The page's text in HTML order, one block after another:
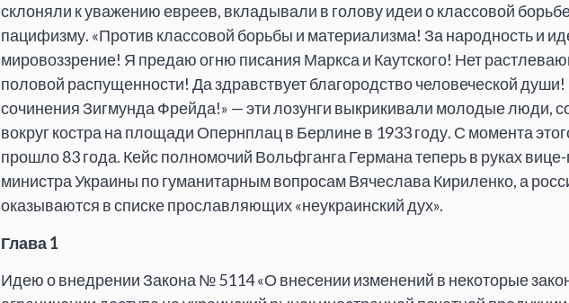
склоняли к уважению евреев, вкладывали в голову идеи о классовой
пацифизму. «Против классовой борьбы и материализма! За народность и
мировоззрение! Я предаю огню писания Маркса и Каутского! Нет
половой распущенности! Да здравствует благородство человеческой
сочинения Зигмунда Фрейда!» — эти лозунги выкрикивали молодые люди,
вокруг костра на площади Опернплац в Берлине в 1933 году. С момента
прошло 83 года. Кейс полномочий Вольфганга Германа теперь в руках
министра Украины по гуманитарным вопросам Вячеслава Кириленко, а
оказываются в списке прославляющих «неукраинский дух».
Глава 1
Идею о внедрении Закона № 5114 «О внесении изменений в некоторые